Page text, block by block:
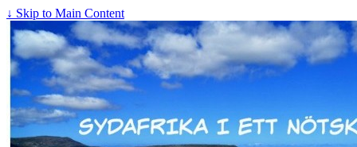
↓ Skip to Main Content